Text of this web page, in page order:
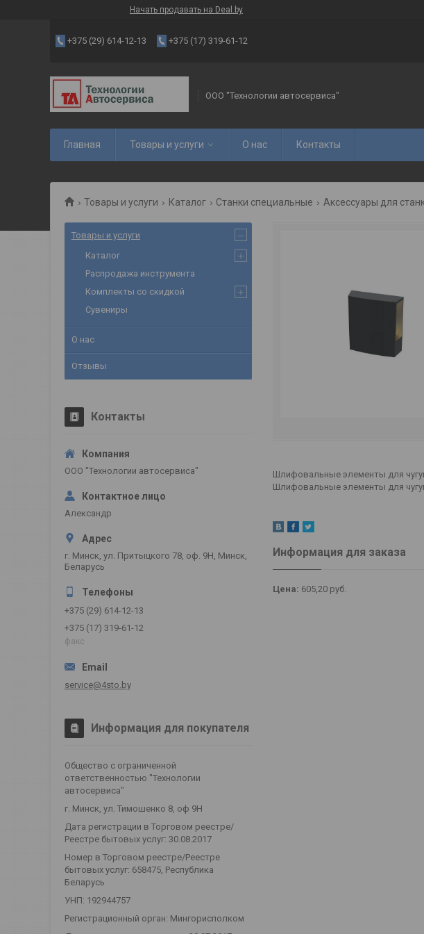
Начать продавать на Deal.by
+375 (29) 614-12-13 +375 (17) 319-61-12
ООО "Технологии автосервиса"
Главная Товары и услуги О нас Контакты
Товары и услуги Каталог Станки специальные Аксессуары для
Шлифовальные элементы для
Шлифовальные элементы для
Информация для заказа
Цена: 605,20 руб.
Товары и услуги
Каталог
Распродажа инструмента
Комплекты со скидкой
Сувениры
О нас
Отзывы
Контакты
ООО "Технологии автосервиса"
Александр
г. Минск, ул. Притыцкого 78, оф. 9Н, Минск,
Беларусь
+375 (29) 614-12-13
+375 (17) 319-61-12
факс
service@4sto.by
Информация для покупателя
Общество с ограниченной
ответственностью "Технологии
автосервиса"
г. Минск, ул. Тимошенко 8, оф 9Н
Дата регистрации в Торговом реестре/
Реестре бытовых услуг: 30.08.2017
Номер в Торговом реестре/Реестре
бытовых услуг: 658475, Республика
Беларусь
УНП: 192944757
Регистрационный орган: Мингорисполком